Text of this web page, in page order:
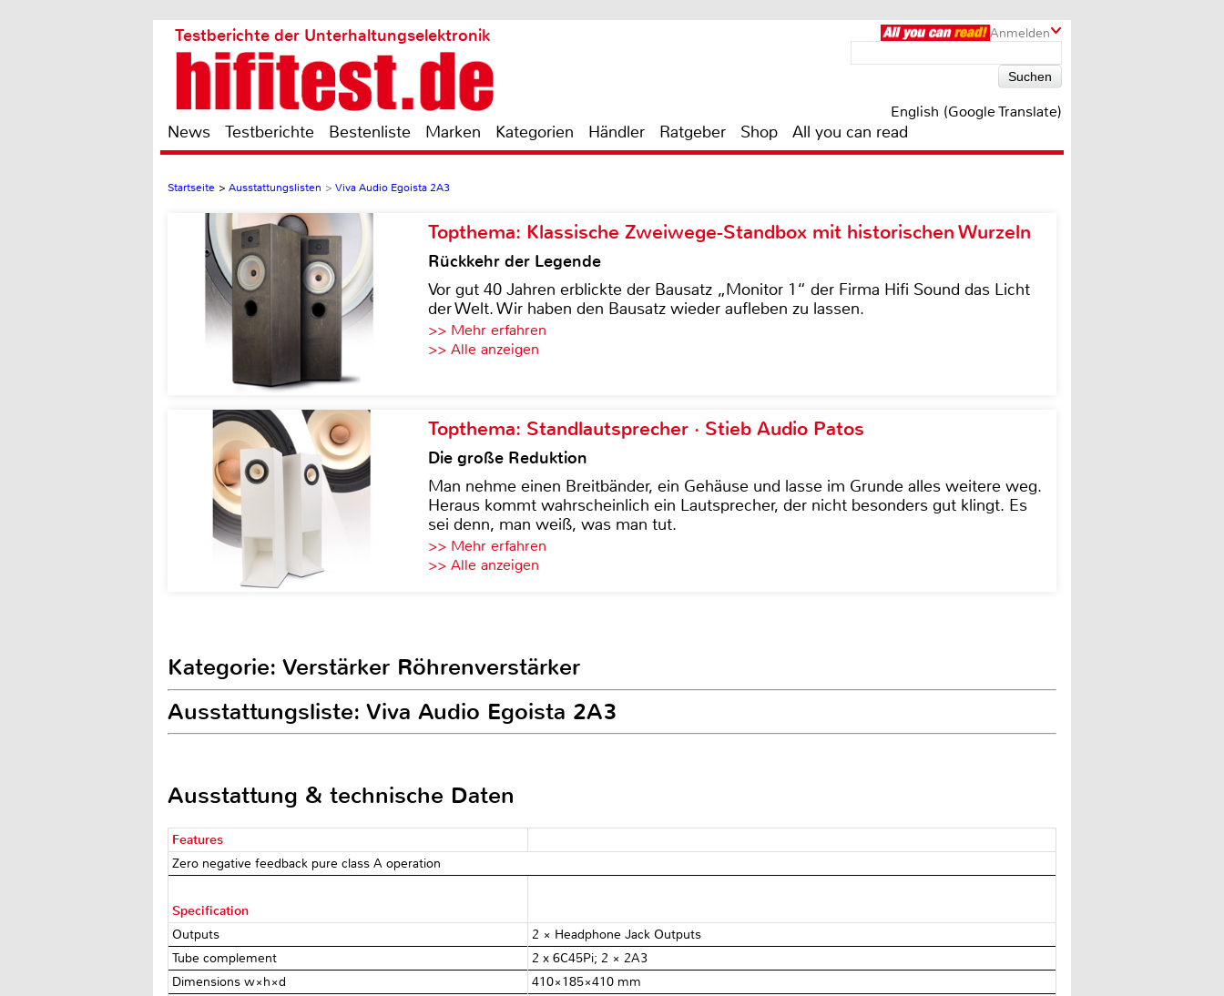
Anmelden
Testberichte der Unterhaltungselektronik
English (Google Translate)
News Testberichte Bestenliste Marken Kategorien Händler Ratgeber Shop All you can read
Startseite > Ausstattungslisten > Viva Audio Egoista 2A3
Topthema: Klassische Zweiwege-Standbox mit historischen Wurzeln
Rückkehr der Legende
Vor gut 40 Jahren erblickte der Bausatz „Monitor 1“ der Firma Hifi Sound das Licht
der Welt. Wir haben den Bausatz wieder aufleben zu lassen.
>> Mehr erfahren
>> Alle anzeigen
Topthema: Standlautsprecher · Stieb Audio Patos
Die große Reduktion
Man nehme einen Breitbänder, ein Gehäuse und lasse im Grunde alles weitere weg.
Heraus kommt wahrscheinlich ein Lautsprecher, der nicht besonders gut klingt. Es
sei denn, man weiß, was man tut.
>> Mehr erfahren
>> Alle anzeigen
Kategorie: Verstärker Röhrenverstärker
Ausstattungsliste: Viva Audio Egoista 2A3
Ausstattung & technische Daten
Features
Zero negative feedback pure class A operation
Specification
Outputs
2 × Headphone Jack Outputs
Tube complement
2 x 6C45Pi; 2 × 2A3
Dimensions w×h×d
410×185×410 mm